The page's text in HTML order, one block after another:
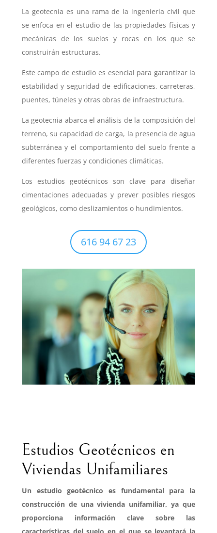
La geotecnia es una rama de la ingeniería civil que
se enfoca en el estudio de las propiedades físicas y
mecánicas de los suelos y rocas en los que se
construirán estructuras.
Este campo de estudio es esencial para garantizar la
estabilidad y seguridad de edificaciones, carreteras,
puentes, túneles y otras obras de infraestructura.
La geotecnia abarca el análisis de la composición del
terreno, su capacidad de carga, la presencia de agua
subterránea y el comportamiento del suelo frente a
diferentes fuerzas y condiciones climáticas.
Los estudios geotécnicos son clave para diseñar
cimentaciones adecuadas y prever posibles riesgos
geológicos, como deslizamientos o hundimientos.
616 94 67 23
Estudios Geotécnicos en
Viviendas Unifamiliares
Un estudio geotécnico es fundamental para la
construcción de una vivienda unifamiliar, ya que
proporciona información clave sobre las